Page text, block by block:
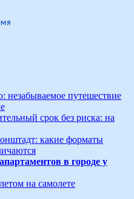
путешествие
срок без риска: на
какие форматы
в городе у
на самолете